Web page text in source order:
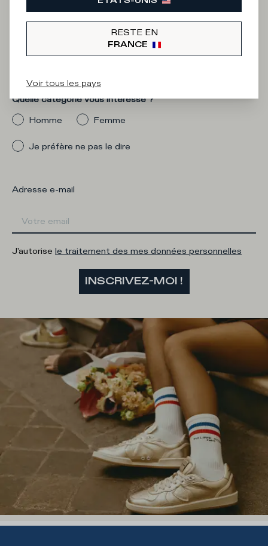
Iscriviti alla
Newsletter
Quelle catégorie vous intéresse ?
Homme
Femme
Je préfère ne pas le dire
Adresse e-mail
J'autorise le traitement des mes données personnelles
INSCRIVEZ-MOI !
RESTE EN
FRANCE
Voir tous les pays